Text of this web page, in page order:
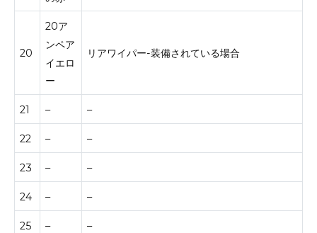
20
20ア
ンペア
イエロ
ー
リアワイパー-装備されている場合
21 – –
22 – –
23 – –
24 – –
25 – –